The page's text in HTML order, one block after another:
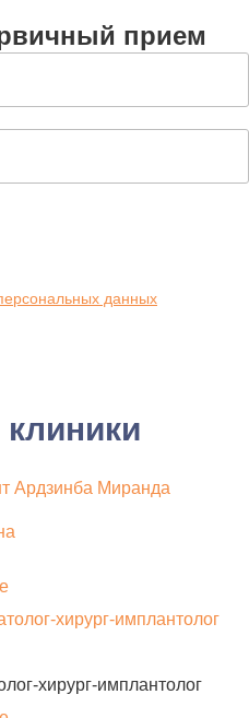
прием
данных
хирург-имплантолог